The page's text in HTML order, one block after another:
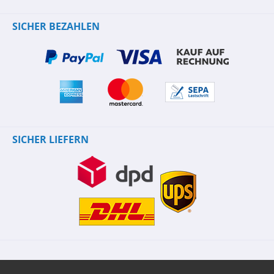
SICHER BEZAHLEN
SICHER LIEFERN